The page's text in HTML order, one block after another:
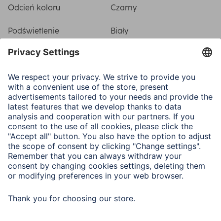
Odcień koloru Czarny
Podświetlenie
Biały
Właściwości fizyczne
Dodatkowa funkcja Funkcja drzemki
Ilość alarmów możliwych
do zaprogramowania
1
Materiał korpusu Materiał syntetyczny